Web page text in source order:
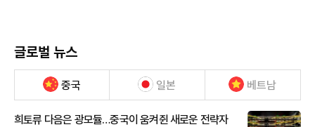
글로벌 뉴스
중국 일본 베트남
희토류 다음은 광모듈…중국이 움켜쥔 새로운 전략자